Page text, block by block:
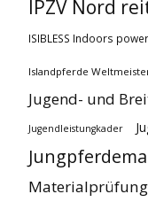
IPZV Nord
ISIBLESS Indoors
Islandpferde
Jugend- und
Jugendleistungkader
Materialprüfung